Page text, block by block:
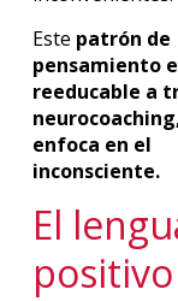
Este patrón de
pensamiento
reeducable a
enfoca en el
inconsciente.
El
positivo